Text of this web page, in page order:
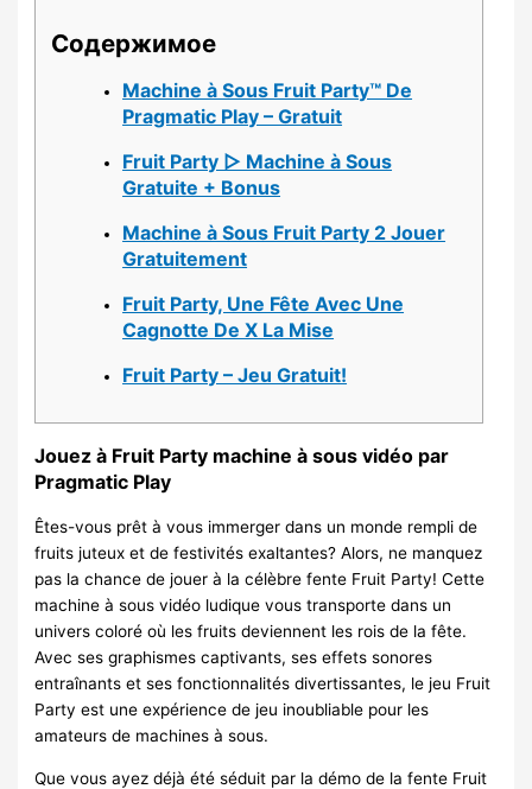
Содержимое
Machine à Sous Fruit Party™ De
Pragmatic Play – Gratuit
Fruit Party ▷ Machine à Sous
Gratuite + Bonus
Machine à Sous Fruit Party 2 Jouer
Gratuitement
Fruit Party, Une Fête Avec Une
Cagnotte De X La Mise
Fruit Party – Jeu Gratuit!
Jouez à Fruit Party machine à sous vidéo par
Pragmatic Play
Êtes-vous prêt à vous immerger dans un monde rempli de
fruits juteux et de festivités exaltantes? Alors, ne manquez
pas la chance de jouer à la célèbre fente Fruit Party! Cette
machine à sous vidéo ludique vous transporte dans un
univers coloré où les fruits deviennent les rois de la fête.
Avec ses graphismes captivants, ses effets sonores
entraînants et ses fonctionnalités divertissantes, le jeu Fruit
Party est une expérience de jeu inoubliable pour les
amateurs de machines à sous.
Que vous ayez déjà été séduit par la démo de la fente Fruit